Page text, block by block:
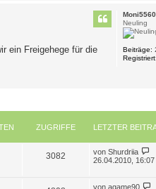
Moni5560
Neuling
Beiträge:
Registriert:
ein Freigehege für die
ZUGRIFFE LETZTER
3082
L
e
t
von Shurdriia
26.04.2010, 16:07
L
von agame90